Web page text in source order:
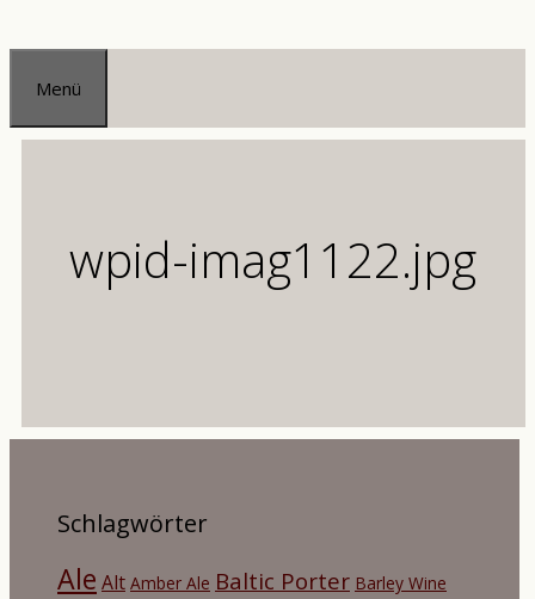
Zum
Inhalt
springen
Menü
wpid-imag1122.jpg
Schlagwörter
Ale Alt Amber Ale Baltic Porter Barley Wine